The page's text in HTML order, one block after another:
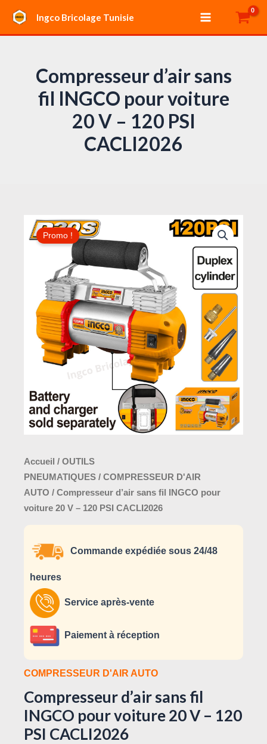
contenu
Ingco Bricolage Tunisie
Main
Menu
Compresseur d’air sans
fil INGCO pour voiture
20 V – 120 PSI
CACLI2026
Promo !
Accueil / OUTILS
PNEUMATIQUES / COMPRESSEUR D'AIR
AUTO / Compresseur d’air sans fil INGCO pour
voiture 20 V – 120 PSI CACLI2026
Commande expédiée sous 24/48
heures
Service après-vente
Paiement à réception
COMPRESSEUR D'AIR AUTO
Compresseur d’air sans fil
INGCO pour voiture 20 V – 120
PSI CACLI2026
prix
initial
était :
Le
prix
actuel
est :
quantité
de
Compresseur
sans
INGCO
pour
voiture
120
PSI